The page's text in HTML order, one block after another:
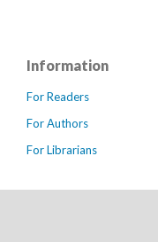
Information
For Readers
For Authors
For Librarians